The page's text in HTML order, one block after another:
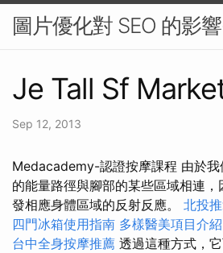
圖片優化對 SEO 的影
Je Tall Sf
Sep 12, 2013
Medacademy-認證按摩課程 由於
的能量路徑與腳部的某些區域相連
發相應身體區域的反射反應。 北投
四門冰箱使用指南 多樣醫美項目介紹
台中全身按摩推薦 透過這種方式，